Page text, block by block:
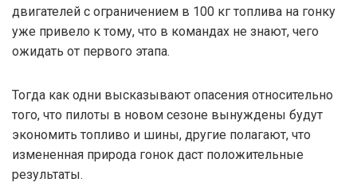
двигателей с ограничением в 100 кг топлива на гонку
уже привело к тому, что в командах не знают, чего
ожидать от первого этапа.
Тогда как одни высказывают опасения относительно
того, что пилоты в новом сезоне вынуждены будут
экономить топливо и шины, другие полагают, что
измененная природа гонок даст положительные
результаты.